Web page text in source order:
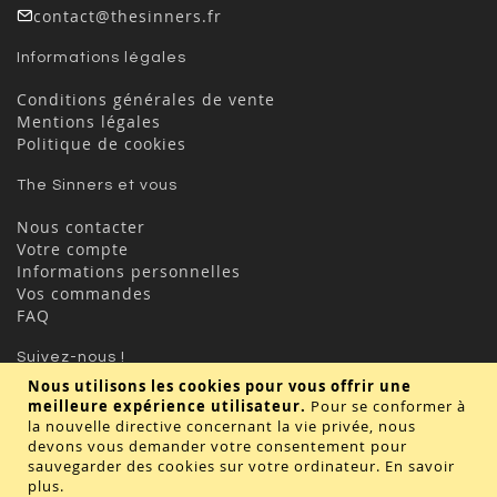
Nous utilisons les cookies pour vous offrir une
meilleure expérience utilisateur. Pour se conformer à
la nouvelle directive concernant la vie privée, nous
devons vous demander votre consentement pour
sauvegarder des cookies sur votre ordinateur. En savoir
plus.
contact@thesinners.fr
Informations légales
Conditions générales de vente
Mentions légales
Politique de cookies
The Sinners et vous
Nous contacter
Votre compte
Informations personnelles
Vos commandes
FAQ
Suivez-nous !